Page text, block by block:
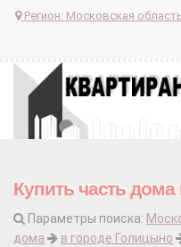
Регион: Московская область
Купить часть
Параметры поиска:
дома
в городе Голицыно